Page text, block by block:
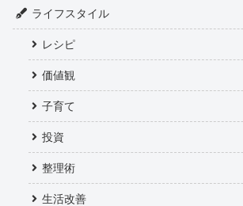
ライフスタイル
レシピ
価値観
子育て
投資
整理術
生活改善